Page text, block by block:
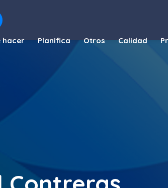
hacer Planifica Otros Calidad